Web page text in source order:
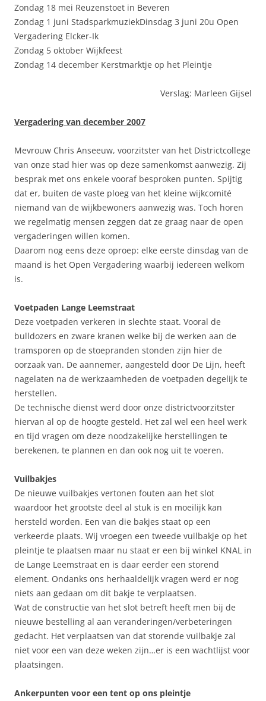
Zondag 18 mei Reuzenstoet in Beveren
Zondag 1 juni StadsparkmuziekDinsdag 3 juni 20u Open
Vergadering Elcker-Ik
Zondag 5 oktober Wijkfeest
Zondag 14 december Kerstmarktje op het Pleintje
Verslag: Marleen Gijsel
Vergadering van december 2007
Mevrouw Chris Anseeuw, voorzitster van het Districtcollege
van onze stad hier was op deze samenkomst aanwezig. Zij
besprak met ons enkele vooraf besproken punten. Spijtig
dat er, buiten de vaste ploeg van het kleine wijkcomité
niemand van de wijkbewoners aanwezig was. Toch horen
we regelmatig mensen zeggen dat ze graag naar de open
vergaderingen willen komen.
Daarom nog eens deze oproep: elke eerste dinsdag van de
maand is het Open Vergadering waarbij iedereen welkom
is.
Voetpaden Lange Leemstraat
Deze voetpaden verkeren in slechte staat. Vooral de
bulldozers en zware kranen welke bij de werken aan de
tramsporen op de stoepranden stonden zijn hier de
oorzaak van. De aannemer, aangesteld door De Lijn, heeft
nagelaten na de werkzaamheden de voetpaden degelijk te
herstellen.
De technische dienst werd door onze districtvoorzitster
hiervan al op de hoogte gesteld. Het zal wel een heel werk
en tijd vragen om deze noodzakelijke herstellingen te
berekenen, te plannen en dan ook nog uit te voeren.
Vuilbakjes
De nieuwe vuilbakjes vertonen fouten aan het slot
waardoor het grootste deel al stuk is en moeilijk kan
hersteld worden. Een van die bakjes staat op een
verkeerde plaats. Wij vroegen een tweede vuilbakje op het
pleintje te plaatsen maar nu staat er een bij winkel KNAL in
de Lange Leemstraat en is daar eerder een storend
element. Ondanks ons herhaaldelijk vragen werd er nog
niets aan gedaan om dit bakje te verplaatsen.
Wat de constructie van het slot betreft heeft men bij de
nieuwe bestelling al aan veranderingen/verbeteringen
gedacht. Het verplaatsen van dat storende vuilbakje zal
niet voor een van deze weken zijn…er is een wachtlijst voor
plaatsingen.
Ankerpunten voor een tent op ons pleintje